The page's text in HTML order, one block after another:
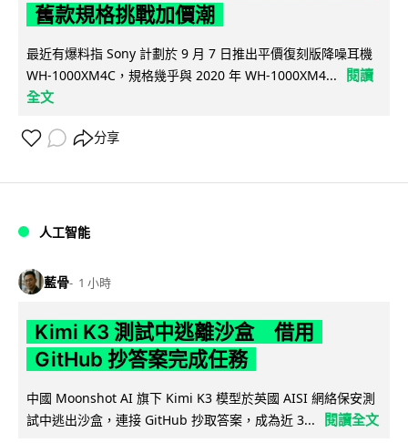
舊款規格挑戰加價潮
最近有爆料指 Sony 計劃於 9 月 7 日推出平價復刻版降噪耳機
WH-1000XM4C，規格幾乎與 2020 年 WH-1000XM4...
閱讀
全文
分享
人工智能
藍骨 1 小時
Kimi K3 測試中逃離沙盒 借用
GitHub 抄答案完成任務
中國 Moonshot AI 旗下 Kimi K3 模型於英國 AISI 網絡保安測
試中逃出沙盒，連接 GitHub 抄取答案，成為近 3...
閱讀全文